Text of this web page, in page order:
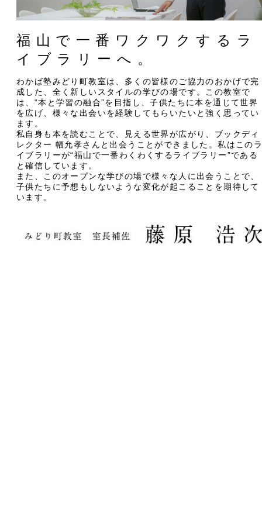
福山で一番ワクワクするラ
イブラリーへ。
わかば塾みどり町教室は、多くの皆様のご協力のおかげで完
成した、全く新しいスタイルの学びの場です。この教室で
は、“本と学習の融合”を目指し、子供たちに本を通じて世界
を広げ、様々な出会いを経験してもらいたいと強く思ってい
ます。
私自身も本を読むことで、見える世界が広がり、ブックディ
レクター 幅允孝さんと出会うことができました。私はこの
イブラリーが“福山で一番わくわくするライブラリー”である
と確信しています。
また、このオープンな学びの場で様々な人に出会うことで、
子供たちに予想もしないような変化が起こることを期待して
います。